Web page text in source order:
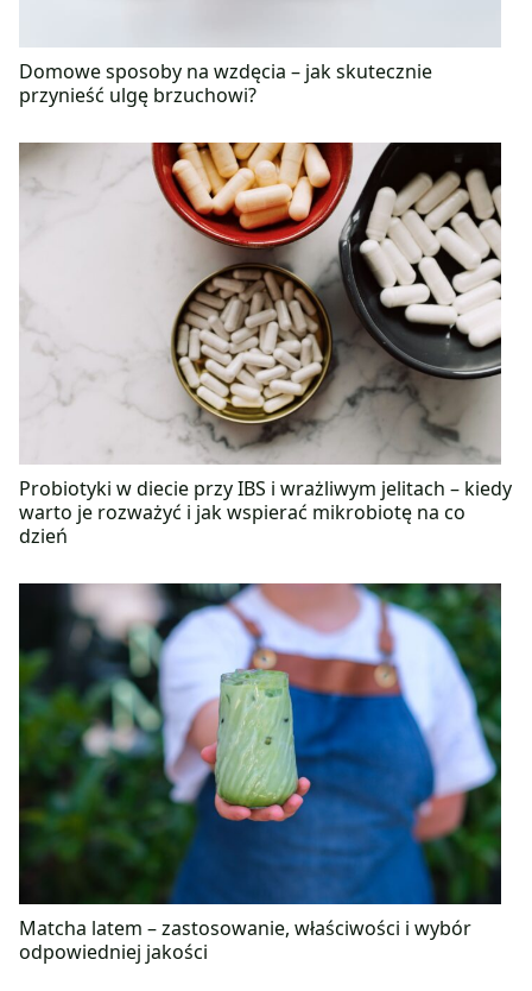
Domowe sposoby na wzdęcia – jak skutecznie
przynieść ulgę brzuchowi?
Probiotyki w diecie przy IBS i wrażliwym jelitach – kiedy
warto je rozważyć i jak wspierać mikrobiotę na co
dzień
Matcha latem – zastosowanie, właściwości i wybór
odpowiedniej jakości